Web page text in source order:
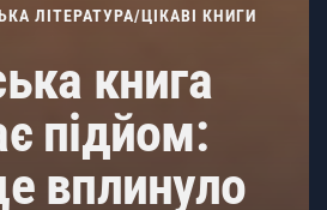
ЛІТЕРАТУРА/ЦІКАВІ КНИГИ
книга
підйом:
вплинуло